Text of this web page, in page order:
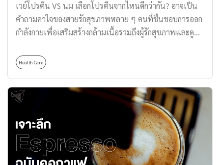
เวย์โปรตีน VS นม เลือกโปรตีนจากไหนดีกว่ากัน? อาจเป็น
คำถามคาใจของสายรักสุขภาพหลาย ๆ คนที่ชื่นชอบการออก
กำลังกายเพื่อเสริมสร้างกล้ามเนื้อรวมถึงผู้รักสุขภาพและดูแล
อย่างไร? และหากต้องเลือก ระหว่างเวย์โปรตีน VS นม เลือก
โปรตีนจากไหนดีกว่ากัน? ซึ่งหากคุณเป็นคนหนึ่งที่กำลังสงสัย
เรื่องนี้อยู่ เราหาคำตอบไว้ให้ในบทความนี้แล้ว เริ่มจากการ
ไปทำความรู้จักกับเวย์และนมกันก่อนเลย ทำความรู้จักเวย์
โปรตีน เวย์โปรตีน คือ แหล่งโปรตีนคุณภาพสูงที่ได้มาจาก
นมวัวโดยสกัดส่วนที่เป็นไขมันและคาร์โบไฮเดรตออกไปให้
เหลือเฉพาะโปรตีน ทำให้ได้กรดอะมิโนเข้มขนในปริมาณสูง
สามารถย่อยและดูดซึมไปใช้ในร่างกายได้ง่าย โดยเฉพาะ
Health Care